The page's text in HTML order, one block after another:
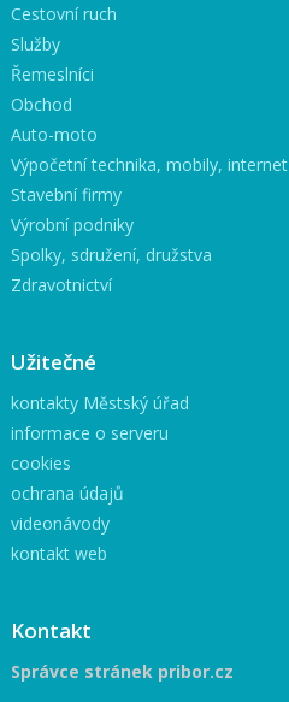
Cestovní ruch
Služby
Řemeslníci
Obchod
Auto-moto
Výpočetní technika, mobily, internet
Stavební firmy
Výrobní podniky
Spolky, sdružení, družstva
Zdravotnictví
Užitečné
kontakty Městský úřad
informace o serveru
cookies
ochrana údajů
videonávody
kontakt web
Kontakt
Správce stránek pribor.cz